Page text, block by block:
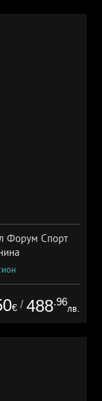
Форум Спорт
€ / 488.96
лв.